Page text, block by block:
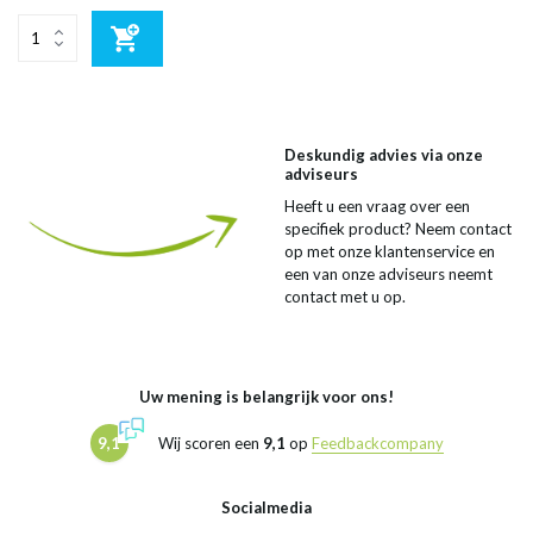
Deskundig advies via onze
adviseurs
Heeft u een vraag over een
specifiek product? Neem contact
op met onze klantenservice en
een van onze adviseurs neemt
contact met u op.
Uw mening is belangrijk voor ons!
9,1 Wij scoren een 9,1 op Feedbackcompany
Socialmedia